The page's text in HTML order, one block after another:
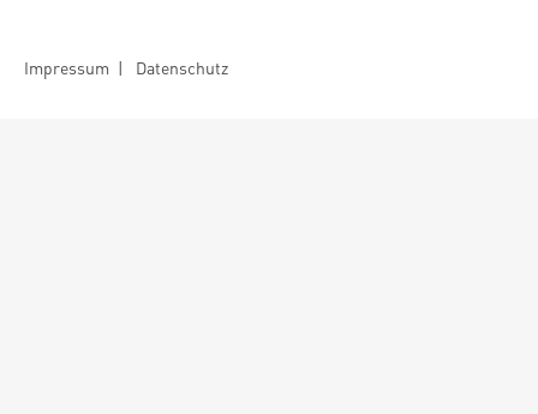
Impressum | Datenschutz